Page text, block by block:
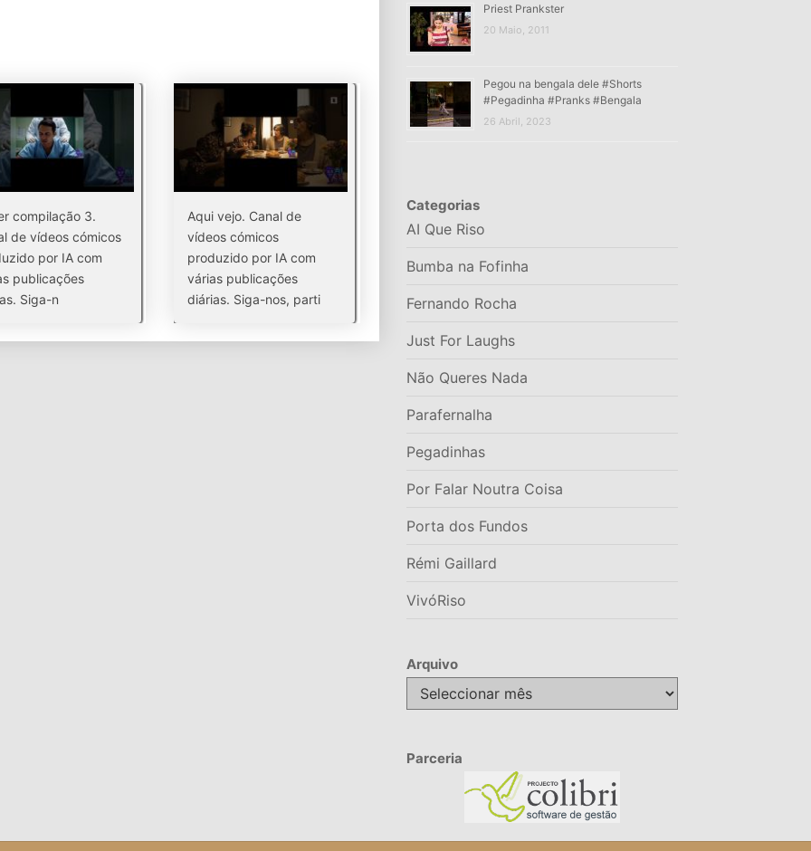
compilação 3.
de vídeos cómicos
por IA com
publicações
Siga-n
Aqui vejo. Canal de
vídeos cómicos
produzido por IA com
várias publicações
diárias. Siga-nos, parti
Priest Prankster
20 Maio, 2011
Pegou na bengala dele #Shorts
#Pegadinha #Pranks #Bengala
26 Abril, 2023
Categorias
AI Que Riso
Bumba na Fofinha
Fernando Rocha
Just For Laughs
Não Queres Nada
Parafernalha
Pegadinhas
Por Falar Noutra Coisa
Porta dos Fundos
Rémi Gaillard
VivóRiso
Arquivo
Arquivo
Parceria